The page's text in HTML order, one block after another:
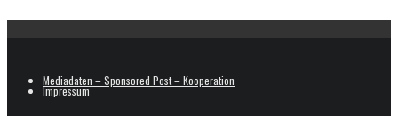
Mediadaten – Sponsored Post – Kooperation
Impressum